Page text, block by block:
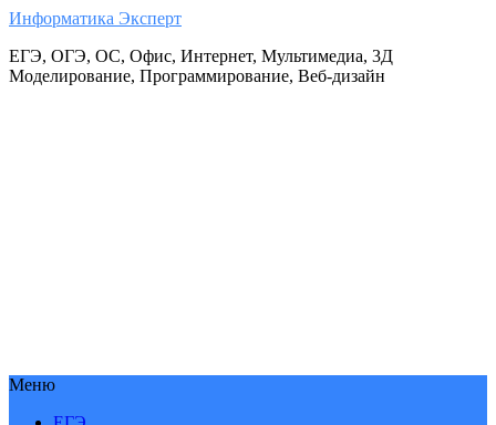
Информатика Эксперт
ЕГЭ, ОГЭ, ОС, Офис, Интернет, Мультимедиа, 3Д
Моделирование, Программирование, Веб-дизайн
Меню